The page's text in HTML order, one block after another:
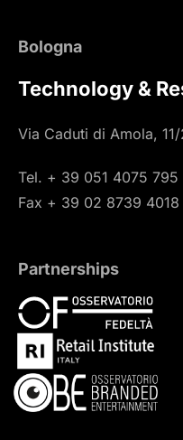
Bologna
Technology &
Via Caduti di Amola,
Tel. + 39 051 4075 795
Fax + 39 02 8739 4018
Partnerships